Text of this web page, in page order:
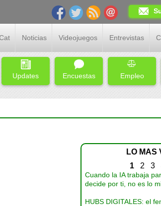
Noticias Videojuegos Entrevistas
Updates Encuestas Empleo
LO MAS
1 2 3
Cuando la IA trabaja
decide por ti, no es lo
HUBS DIGITALES: el